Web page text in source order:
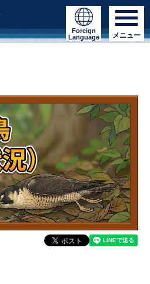
Foreign
Language
メニュー